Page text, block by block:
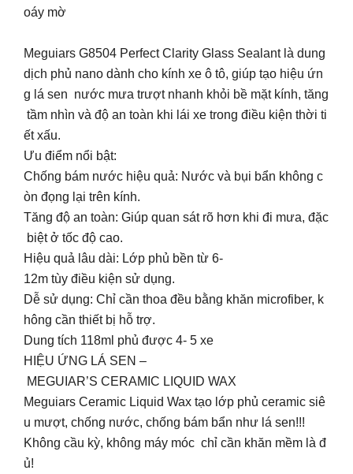
oáy mờ
Meguiars G8504 Perfect Clarity Glass Sealant là dung
dịch phủ nano dành cho kính xe ô tô, giúp tạo hiệu ứn
g lá sen nước mưa trượt nhanh khỏi bề mặt kính, tăng
tầm nhìn và độ an toàn khi lái xe trong điều kiện thời ti
ết xấu.️️️
Ưu điểm nổi bật:
Chống bám nước hiệu quả: Nước và bụi bẩn không c
òn đọng lại trên kính.
Tăng độ an toàn: Giúp quan sát rõ hơn khi đi mưa, đặc
biệt ở tốc độ cao.
Hiệu quả lâu dài: Lớp phủ bền từ 6-
12m tùy điều kiện sử dụng.
Dễ sử dụng: Chỉ cần thoa đều bằng khăn microfiber, k
hông cần thiết bị hỗ trợ.
Dung tích 118ml phủ được 4- 5 xe
HIỆU ỨNG LÁ SEN –
MEGUIAR’S CERAMIC LIQUID WAX
Meguiars Ceramic Liquid Wax tạo lớp phủ ceramic siê
u mượt, chống nước, chống bám bẩn như lá sen!!!
Không cầu kỳ, không máy móc chỉ cần khăn mềm là đ
ủ!